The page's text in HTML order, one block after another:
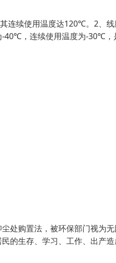
连续使用温度达120℃。2、
40℃，连续使用温度为-30℃，
购置法，被环保部门视为
的生存、学习、工作、出产